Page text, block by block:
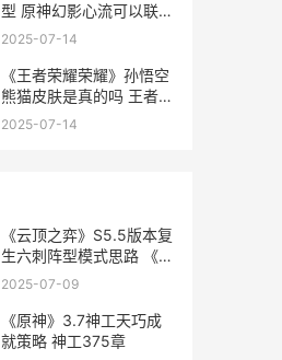
型 原神幻影心流可以联机
吗
2025-07-14
《王者荣耀荣耀》孙悟空
熊猫皮肤是真的吗 王者荣
耀荣耀印记怎么得到
2025-07-14
《云顶之弈》S5.5版本复
生六刺阵型模式思路 《云
顶之弈》如何具体操作炼
2025-07-09
《原神》3.7神工天巧成
就策略 神工375章